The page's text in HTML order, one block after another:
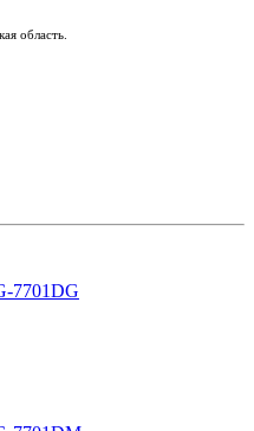
область.
7701DG